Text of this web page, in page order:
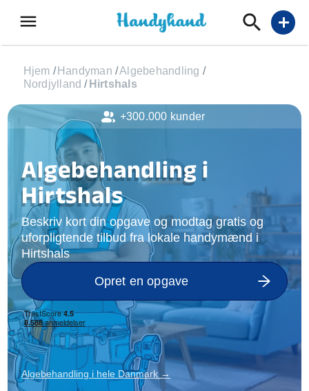
menu add
Hjem / Handyman /Algebehandling /
Nordjylland / Hirtshals
Algebehandling i
Hirtshals
Beskriv kort din opgave og modtag gratis og
uforpligtende tilbud fra lokale handymænd i
Hirtshals
Opret en opgave
Algebehandling i hele Danmark →
+300.000 kunder